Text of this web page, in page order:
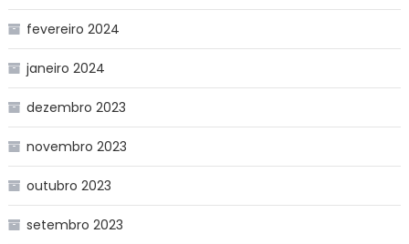
fevereiro 2024
janeiro 2024
dezembro 2023
novembro 2023
outubro 2023
setembro 2023